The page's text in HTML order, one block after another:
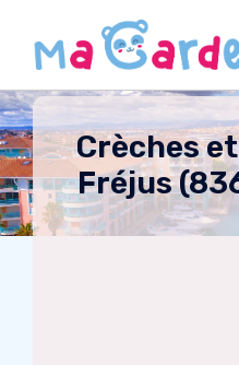
Crèches
Fréjus